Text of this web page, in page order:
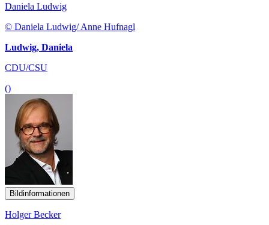
Daniela Ludwig
© Daniela Ludwig/ Anne Hufnagl
Ludwig, Daniela
CDU/CSU
()
Bildinformationen
Holger Becker